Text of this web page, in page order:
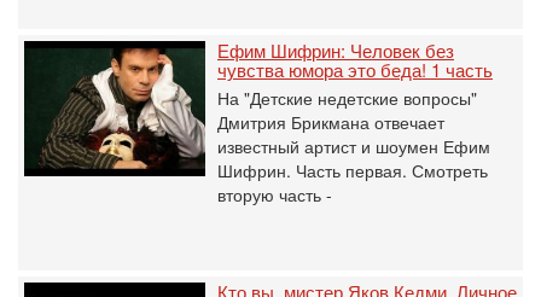
Ефим Шифрин: Человек без
чувства юмора это беда! 1 часть
На "Детские недетские вопросы"
Дмитрия Брикмана отвечает
известный артист и шоумен Ефим
Шифрин. Часть первая. Смотреть
вторую часть -
Кто вы, мистер Яков Кедми. Личное